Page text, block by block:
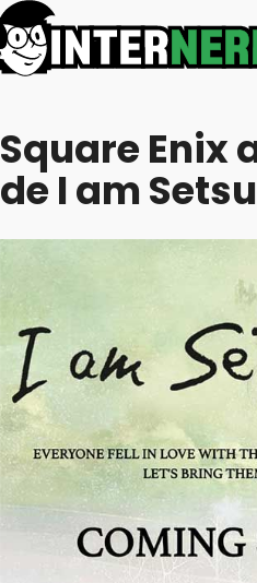
Square Enix
de I am